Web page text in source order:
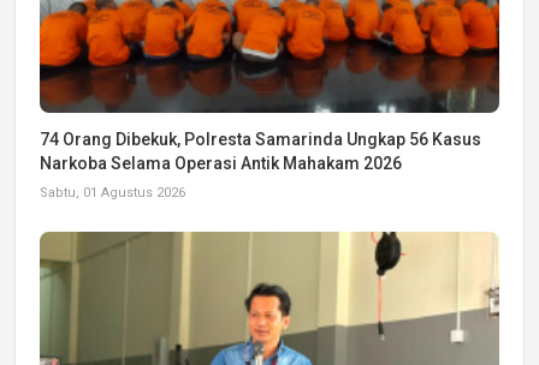
74 Orang Dibekuk, Polresta Samarinda Ungkap 56 Kasus
Narkoba Selama Operasi Antik Mahakam 2026
Sabtu, 01 Agustus 2026